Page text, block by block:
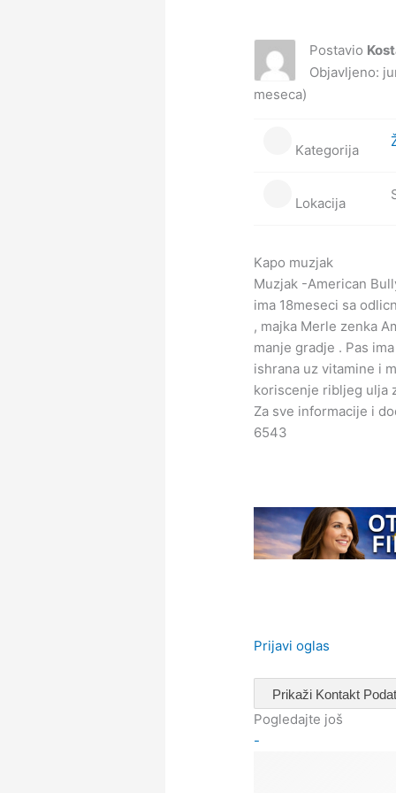
Postavio
Objavljeno:
meseca)
Kategorija
Lokacija
Kapo muzjak
Muzjak -American
ima 18meseci sa
, majka Merle zenka
manje gradje . Pas
ishrana uz vitamine i
koriscenje ribljeg ulja
Za sve informacije i
6543
Prijavi oglas
Prikaži Kontakt
Pogledajte još
-